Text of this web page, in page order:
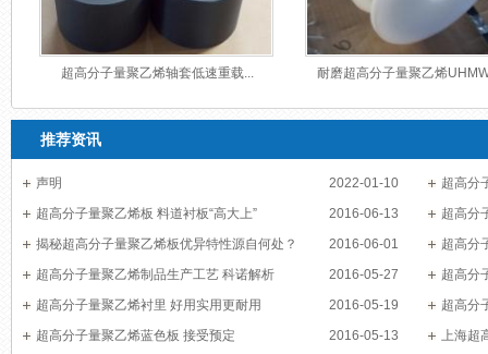
超高分子量聚乙烯轴套低速重载... 耐磨超高分子量聚乙烯
推荐资讯
2022-01-10
声明
超高分
2016-06-13
超高分子量聚乙烯板 料道衬板“高大上”
超高分
2016-06-01
揭秘超高分子量聚乙烯板优异特性源自何处？
超高分
2016-05-27
超高分子量聚乙烯制品生产工艺 科诺解析
超高分
应用
2016-05-19
超高分子量聚乙烯衬里 好用实用更耐用
超高分
2016-05-13
超高分子量聚乙烯蓝色板 接受预定
上海超